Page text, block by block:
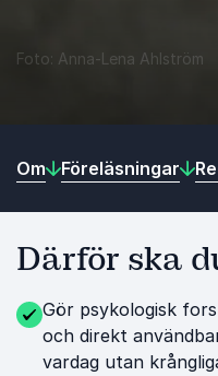
Foto: Anna-Lena Ahlström
Om Föreläsningar
Därför ska
Gör psykologisk
och direkt
vardag utan